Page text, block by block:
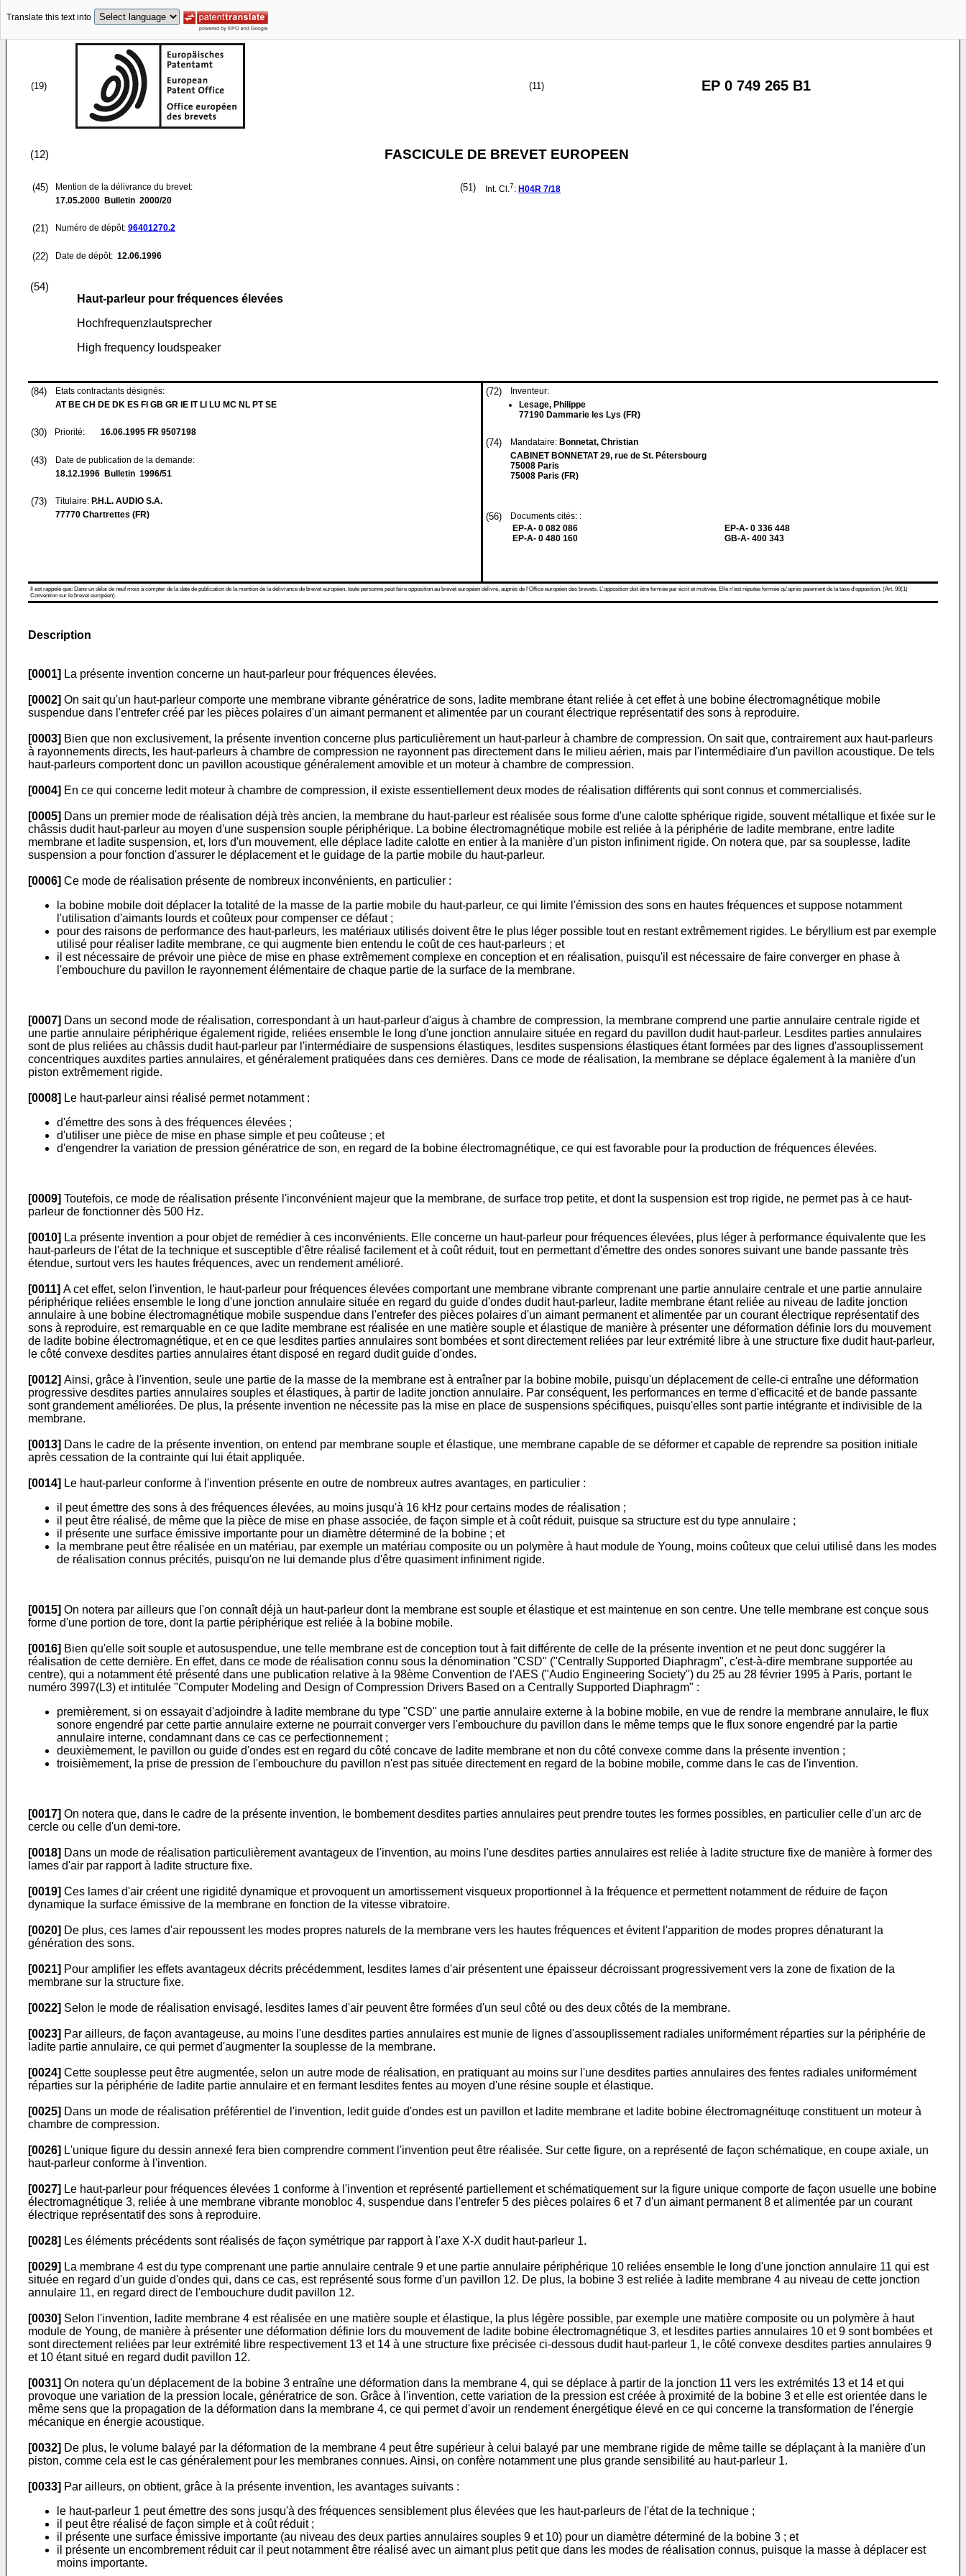
Translate this text into
(19) (11) EP 0 749 265 B1
(12) FASCICULE DE BREVET EUROPEEN
(45)
Mention de la délivrance du brevet:
17.05.2000 Bulletin 2000/20
(21) Numéro de dépôt: 96401270.2
(22) Date de dépôt: 12.06.1996
(51) Int. Cl.7: H04R 7/18
(54)
Haut-parleur pour fréquences élevées
Hochfrequenzlautsprecher
High frequency loudspeaker
(84)
Etats contractants désignés:
AT BE CH DE DK ES FI GB GR IE IT LI LU MC NL PT SE
(30) Priorité: 16.06.1995 FR 9507198
(43)
Date de publication de la demande:
18.12.1996 Bulletin 1996/51
(73) Titulaire: P.H.L. AUDIO S.A.
77770 Chartrettes (FR)
(72)
Inventeur:
Lesage, Philippe
77190 Dammarie les Lys (FR)
(74) Mandataire: Bonnetat, Christian
CABINET BONNETAT 29, rue de St. Pétersbourg
75008 Paris
75008 Paris (FR)
(56)
Documents cités: :
EP-A- 0 082 086
EP-A- 0 480 160
EP-A- 0 336 448
GB-A- 400 343
Il est rappelé que: Dans un délai de neuf mois à compter de la date de publication de la mention de la délivrance de brevet européen, toute personne peut faire opposition au brevet européen délivré, auprès de l'Office européen des brevets. L'opposition doit être formée par écrit et motivée. Elle n'est réputée formée qu'après paiement de la taxe d'opposition. (Art. 99(1)
Convention sur le brevet européen).
Description
[0001] La présente invention concerne un haut-parleur pour fréquences élevées.
[0002] On sait qu'un haut-parleur comporte une membrane vibrante génératrice de sons, ladite membrane étant reliée à cet effet à une bobine électromagnétique mobile
suspendue dans l'entrefer créé par les pièces polaires d'un aimant permanent et alimentée par un courant électrique représentatif des sons à reproduire.
[0003] Bien que non exclusivement, la présente invention concerne plus particulièrement un haut-parleur à chambre de compression. On sait que, contrairement aux haut-parleurs
à rayonnements directs, les haut-parleurs à chambre de compression ne rayonnent pas directement dans le milieu aérien, mais par l'intermédiaire d'un pavillon acoustique. De tels
haut-parleurs comportent donc un pavillon acoustique généralement amovible et un moteur à chambre de compression.
[0004] En ce qui concerne ledit moteur à chambre de compression, il existe essentiellement deux modes de réalisation différents qui sont connus et commercialisés.
[0005] Dans un premier mode de réalisation déjà très ancien, la membrane du haut-parleur est réalisée sous forme d'une calotte sphérique rigide, souvent métallique et fixée sur le
châssis dudit haut-parleur au moyen d'une suspension souple périphérique. La bobine électromagnétique mobile est reliée à la périphérie de ladite membrane, entre ladite
membrane et ladite suspension, et, lors d'un mouvement, elle déplace ladite calotte en entier à la manière d'un piston infiniment rigide. On notera que, par sa souplesse, ladite
suspension a pour fonction d'assurer le déplacement et le guidage de la partie mobile du haut-parleur.
[0006] Ce mode de réalisation présente de nombreux inconvénients, en particulier :
la bobine mobile doit déplacer la totalité de la masse de la partie mobile du haut-parleur, ce qui limite l'émission des sons en hautes fréquences et suppose notamment
l'utilisation d'aimants lourds et coûteux pour compenser ce défaut ;
pour des raisons de performance des haut-parleurs, les matériaux utilisés doivent être le plus léger possible tout en restant extrêmement rigides. Le béryllium est par exemple
utilisé pour réaliser ladite membrane, ce qui augmente bien entendu le coût de ces haut-parleurs ; et
il est nécessaire de prévoir une pièce de mise en phase extrêmement complexe en conception et en réalisation, puisqu'il est nécessaire de faire converger en phase à
l'embouchure du pavillon le rayonnement élémentaire de chaque partie de la surface de la membrane.
[0007] Dans un second mode de réalisation, correspondant à un haut-parleur d'aigus à chambre de compression, la membrane comprend une partie annulaire centrale rigide et
une partie annulaire périphérique également rigide, reliées ensemble le long d'une jonction annulaire située en regard du pavillon dudit haut-parleur. Lesdites parties annulaires
sont de plus reliées au châssis dudit haut-parleur par l'intermédiaire de suspensions élastiques, lesdites suspensions élastiques étant formées par des lignes d'assouplissement
concentriques auxdites parties annulaires, et généralement pratiquées dans ces dernières. Dans ce mode de réalisation, la membrane se déplace également à la manière d'un
piston extrêmement rigide.
[0008] Le haut-parleur ainsi réalisé permet notamment :
d'émettre des sons à des fréquences élevées ;
d'utiliser une pièce de mise en phase simple et peu coûteuse ; et
d'engendrer la variation de pression génératrice de son, en regard de la bobine électromagnétique, ce qui est favorable pour la production de fréquences élevées.
[0009] Toutefois, ce mode de réalisation présente l'inconvénient majeur que la membrane, de surface trop petite, et dont la suspension est trop rigide, ne permet pas à ce haut-
parleur de fonctionner dès 500 Hz.
[0010] La présente invention a pour objet de remédier à ces inconvénients. Elle concerne un haut-parleur pour fréquences élevées, plus léger à performance équivalente que les
haut-parleurs de l'état de la technique et susceptible d'être réalisé facilement et à coût réduit, tout en permettant d'émettre des ondes sonores suivant une bande passante très
étendue, surtout vers les hautes fréquences, avec un rendement amélioré.
[0011] A cet effet, selon l'invention, le haut-parleur pour fréquences élevées comportant une membrane vibrante comprenant une partie annulaire centrale et une partie annulaire
périphérique reliées ensemble le long d'une jonction annulaire située en regard du guide d'ondes dudit haut-parleur, ladite membrane étant reliée au niveau de ladite jonction
annulaire à une bobine électromagnétique mobile suspendue dans l'entrefer des pièces polaires d'un aimant permanent et alimentée par un courant électrique représentatif des
sons à reproduire, est remarquable en ce que ladite membrane est réalisée en une matière souple et élastique de manière à présenter une déformation définie lors du mouvement
de ladite bobine électromagnétique, et en ce que lesdites parties annulaires sont bombées et sont directement reliées par leur extrémité libre à une structure fixe dudit haut-parleur,
le côté convexe desdites parties annulaires étant disposé en regard dudit guide d'ondes.
[0012] Ainsi, grâce à l'invention, seule une partie de la masse de la membrane est à entraîner par la bobine mobile, puisqu'un déplacement de celle-ci entraîne une déformation
progressive desdites parties annulaires souples et élastiques, à partir de ladite jonction annulaire. Par conséquent, les performances en terme d'efficacité et de bande passante
sont grandement améliorées. De plus, la présente invention ne nécessite pas la mise en place de suspensions spécifiques, puisqu'elles sont partie intégrante et indivisible de la
membrane.
[0013] Dans le cadre de la présente invention, on entend par membrane souple et élastique, une membrane capable de se déformer et capable de reprendre sa position initiale
après cessation de la contrainte qui lui était appliquée.
[0014] Le haut-parleur conforme à l'invention présente en outre de nombreux autres avantages, en particulier :
il peut émettre des sons à des fréquences élevées, au moins jusqu'à 16 kHz pour certains modes de réalisation ;
il peut être réalisé, de même que la pièce de mise en phase associée, de façon simple et à coût réduit, puisque sa structure est du type annulaire ;
il présente une surface émissive importante pour un diamètre déterminé de la bobine ; et
la membrane peut être réalisée en un matériau, par exemple un matériau composite ou un polymère à haut module de Young, moins coûteux que celui utilisé dans les modes
de réalisation connus précités, puisqu'on ne lui demande plus d'être quasiment infiniment rigide.
[0015] On notera par ailleurs que l'on connaît déjà un haut-parleur dont la membrane est souple et élastique et est maintenue en son centre. Une telle membrane est conçue sous
forme d'une portion de tore, dont la partie périphérique est reliée à la bobine mobile.
[0016] Bien qu'elle soit souple et autosuspendue, une telle membrane est de conception tout à fait différente de celle de la présente invention et ne peut donc suggérer la
réalisation de cette dernière. En effet, dans ce mode de réalisation connu sous la dénomination "CSD" ("Centrally Supported Diaphragm", c'est-à-dire membrane supportée au
centre), qui a notamment été présenté dans une publication relative à la 98ème Convention de l'AES ("Audio Engineering Society") du 25 au 28 février 1995 à Paris, portant le
numéro 3997(L3) et intitulée "Computer Modeling and Design of Compression Drivers Based on a Centrally Supported Diaphragm" :
premièrement, si on essayait d'adjoindre à ladite membrane du type "CSD" une partie annulaire externe à la bobine mobile, en vue de rendre la membrane annulaire, le flux
sonore engendré par cette partie annulaire externe ne pourrait converger vers l'embouchure du pavillon dans le même temps que le flux sonore engendré par la partie
annulaire interne, condamnant dans ce cas ce perfectionnement ;
deuxièmement, le pavillon ou guide d'ondes est en regard du côté concave de ladite membrane et non du côté convexe comme dans la présente invention ;
troisièmement, la prise de pression de l'embouchure du pavillon n'est pas située directement en regard de la bobine mobile, comme dans le cas de l'invention.
[0017] On notera que, dans le cadre de la présente invention, le bombement desdites parties annulaires peut prendre toutes les formes possibles, en particulier celle d'un arc de
cercle ou celle d'un demi-tore.
[0018] Dans un mode de réalisation particulièrement avantageux de l'invention, au moins l'une desdites parties annulaires est reliée à ladite structure fixe de manière à former des
lames d'air par rapport à ladite structure fixe.
[0019] Ces lames d'air créent une rigidité dynamique et provoquent un amortissement visqueux proportionnel à la fréquence et permettent notamment de réduire de façon
dynamique la surface émissive de la membrane en fonction de la vitesse vibratoire.
[0020] De plus, ces lames d'air repoussent les modes propres naturels de la membrane vers les hautes fréquences et évitent l'apparition de modes propres dénaturant la
génération des sons.
[0021] Pour amplifier les effets avantageux décrits précédemment, lesdites lames d'air présentent une épaisseur décroissant progressivement vers la zone de fixation de la
membrane sur la structure fixe.
[0022] Selon le mode de réalisation envisagé, lesdites lames d'air peuvent être formées d'un seul côté ou des deux côtés de la membrane.
[0023] Par ailleurs, de façon avantageuse, au moins l'une desdites parties annulaires est munie de lignes d'assouplissement radiales uniformément réparties sur la périphérie de
ladite partie annulaire, ce qui permet d'augmenter la souplesse de la membrane.
[0024] Cette souplesse peut être augmentée, selon un autre mode de réalisation, en pratiquant au moins sur l'une desdites parties annulaires des fentes radiales uniformément
réparties sur la périphérie de ladite partie annulaire et en fermant lesdites fentes au moyen d'une résine souple et élastique.
[0025] Dans un mode de réalisation préférentiel de l'invention, ledit guide d'ondes est un pavillon et ladite membrane et ladite bobine électromagnéituqe constituent un moteur à
chambre de compression.
[0026] L'unique figure du dessin annexé fera bien comprendre comment l'invention peut être réalisée. Sur cette figure, on a représenté de façon schématique, en coupe axiale, un
haut-parleur conforme à l'invention.
[0027] Le haut-parleur pour fréquences élevées 1 conforme à l'invention et représenté partiellement et schématiquement sur la figure unique comporte de façon usuelle une bobine
électromagnétique 3, reliée à une membrane vibrante monobloc 4, suspendue dans l'entrefer 5 des pièces polaires 6 et 7 d'un aimant permanent 8 et alimentée par un courant
électrique représentatif des sons à reproduire.
[0028] Les éléments précédents sont réalisés de façon symétrique par rapport à l'axe X-X dudit haut-parleur 1.
[0029] La membrane 4 est du type comprenant une partie annulaire centrale 9 et une partie annulaire périphérique 10 reliées ensemble le long d'une jonction annulaire 11 qui est
située en regard d'un guide d'ondes qui, dans ce cas, est représenté sous forme d'un pavillon 12. De plus, la bobine 3 est reliée à ladite membrane 4 au niveau de cette jonction
annulaire 11, en regard direct de l'embouchure dudit pavillon 12.
[0030] Selon l'invention, ladite membrane 4 est réalisée en une matière souple et élastique, la plus légère possible, par exemple une matière composite ou un polymère à haut
module de Young, de manière à présenter une déformation définie lors du mouvement de ladite bobine électromagnétique 3, et lesdites parties annulaires 10 et 9 sont bombées et
sont directement reliées par leur extrémité libre respectivement 13 et 14 à une structure fixe précisée ci-dessous dudit haut-parleur 1, le côté convexe desdites parties annulaires 9
et 10 étant situé en regard dudit pavillon 12.
[0031] On notera qu'un déplacement de la bobine 3 entraîne une déformation dans la membrane 4, qui se déplace à partir de la jonction 11 vers les extrémités 13 et 14 et qui
provoque une variation de la pression locale, génératrice de son. Grâce à l'invention, cette variation de la pression est créée à proximité de la bobine 3 et elle est orientée dans le
même sens que la propagation de la déformation dans la membrane 4, ce qui permet d'avoir un rendement énergétique élevé en ce qui concerne la transformation de l'énergie
mécanique en énergie acoustique.
[0032] De plus, le volume balayé par la déformation de la membrane 4 peut être supérieur à celui balayé par une membrane rigide de même taille se déplaçant à la manière d'un
piston, comme cela est le cas généralement pour les membranes connues. Ainsi, on confère notamment une plus grande sensibilité au haut-parleur 1.
[0033] Par ailleurs, on obtient, grâce à la présente invention, les avantages suivants :
le haut-parleur 1 peut émettre des sons jusqu'à des fréquences sensiblement plus élevées que les haut-parleurs de l'état de la technique ;
il peut être réalisé de façon simple et à coût réduit ;
il présente une surface émissive importante (au niveau des deux parties annulaires souples 9 et 10) pour un diamètre déterminé de la bobine 3 ; et
il présente un encombrement réduit car il peut notamment être réalisé avec un aimant plus petit que dans les modes de réalisation connus, puisque la masse à déplacer est
moins importante.